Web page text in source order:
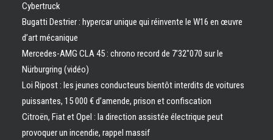
Cybertruck
Bugatti Destrier : hypercar unique qui réinvente le W16 en œuvre
d’art mécanique
Mercedes-AMG CLA 45 : chrono record de 7’32″070 sur le
Nürburgring (vidéo)
Loi Ripost : les jeunes conducteurs bientôt interdits de voitures
puissantes, 15 000 € d’amende, prison et confiscation
Citroën, Fiat et Opel : la direction assistée électrique peut
provoquer un incendie, rappel massif